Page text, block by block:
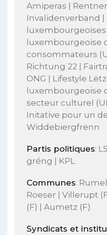
Amiperas |
Invalidenverband
luxembourgeoises
luxembourgeoise
consommateurs
Richtung 22 |
ONG | Lifestyle
luxembourgeoise
secteur culturel
Initative pour un
Widdebiergfrënn
Partis politiques:
gréng | KPL
Communes:
Roeser | Villerupt
(F) | Aumetz (F)
Syndicats et